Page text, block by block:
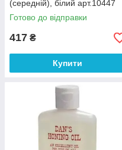
(середній), білий арт.10447
Готово до відправки
417 ₴
Купити